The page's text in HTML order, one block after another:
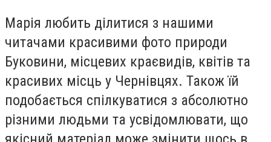
Марія любить ділитися з нашими
читачами красивими фото природи
Буковини, місцевих краєвидів, квітів та
красивих місць у Чернівцях. Також їй
подобається спілкуватися з абсолютно
різними людьми та усвідомлювати, що